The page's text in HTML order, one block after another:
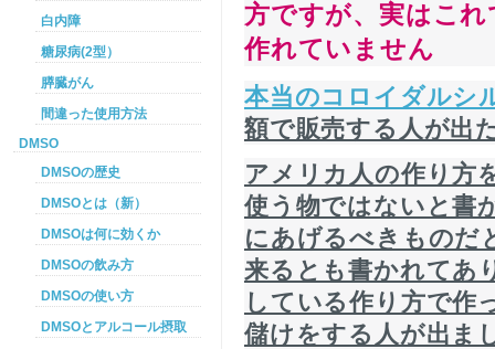
方ですが、実はこ
作れていません
本当のコロイダルシ
額で販売する人が出
アメリカ人の作り方
使う物ではないと書
にあげるべきものだ
来るとも書かれてあ
している作り方で作
儲けをする人が出ま
白内障
糖尿病(2型）
膵臓がん
間違った使用方法
DMSO
DMSOの歴史
DMSOとは（新）
DMSOは何に効くか
DMSOの飲み方
DMSOの使い方
DMSOとアルコール摂取